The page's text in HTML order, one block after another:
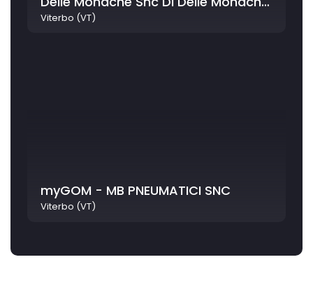
Viterbo (VT)
myGOM - MB PNEUMATICI SNC
Viterbo (VT)